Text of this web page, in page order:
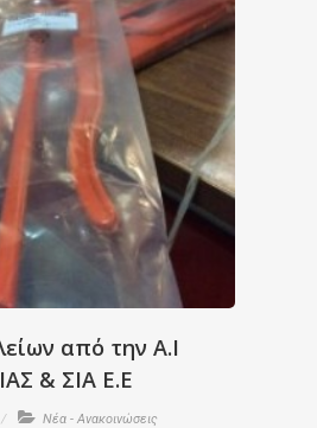
από την Α.Ι
& ΣΙΑ Ε.Ε
Νέα - Ανακοινώσεις